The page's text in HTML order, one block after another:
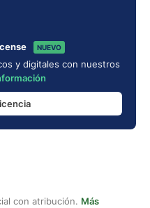
NUEVO
y digitales con nuestros
con atribución. Más